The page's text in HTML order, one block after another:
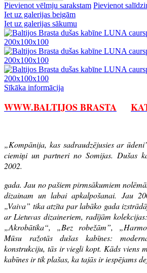
Pievienot vēlmju sarakstam Pievienot
Iet uz galerijas beigām
Iet uz galerijas sākumu
Sīkāka informācija
WWW.BALTIJOS BRASTA
„Kompānija, kas sadraudzējusies ar
ciemiņi un partneri no Somijas. Dušas
2002.
gada. Jau no pašiem pirmsākumiem
dizainam un labai apkalpošanai. Jau
„Vaiva” tika atzīta par labāko gada
ar Lietuvas dizaineriem, radījām
„Akrobātika“, „Bez robežām”,
Mūsu ražotās dušas kabīnes:
konstrukciju, tās ir viegli kopt. Kāds viens
kabīnes ir tik plašas, ka tajās ir iespējams